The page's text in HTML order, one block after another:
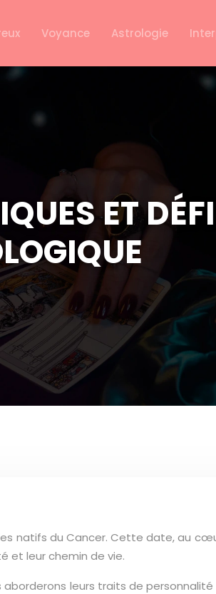
Voyance Astrologie
ET
natifs du Cancer. Cette date, au
et leur chemin de vie.
leurs traits de